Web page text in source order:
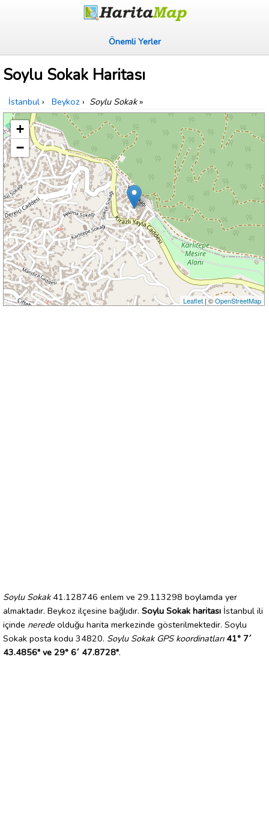
Önemli Yerler
Soylu Sokak Haritası
İstanbul › Beykoz › Soylu Sokak»
+
−
Leaflet| ©OpenStreetMap
Soylu Sokak41.128746 enlem ve 29.113298 boylamda yer
almaktadır. Beykoz ilçesine bağlıdır. Soylu Sokak haritası İstanbul ili
içinde nerede olduğu harita merkezinde gösterilmektedir. Soylu
Sokak posta kodu 34820. Soylu Sokak GPS koordinatları 41° 7´
43.4856" ve 29° 6´ 47.8728".